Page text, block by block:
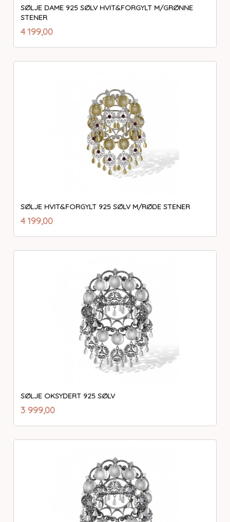
SØLJE DAME 925 SØLV HVIT&FORGYLT M/GRØNNE
STENER
Pris
4 199,00mva.
SØLJE HVIT&FORGYLT 925 SØLV M/RØDE STENER
Pris
4 199,00mva.
SØLJE OKSYDERT 925 SØLV
Pris
3 999,00mva.